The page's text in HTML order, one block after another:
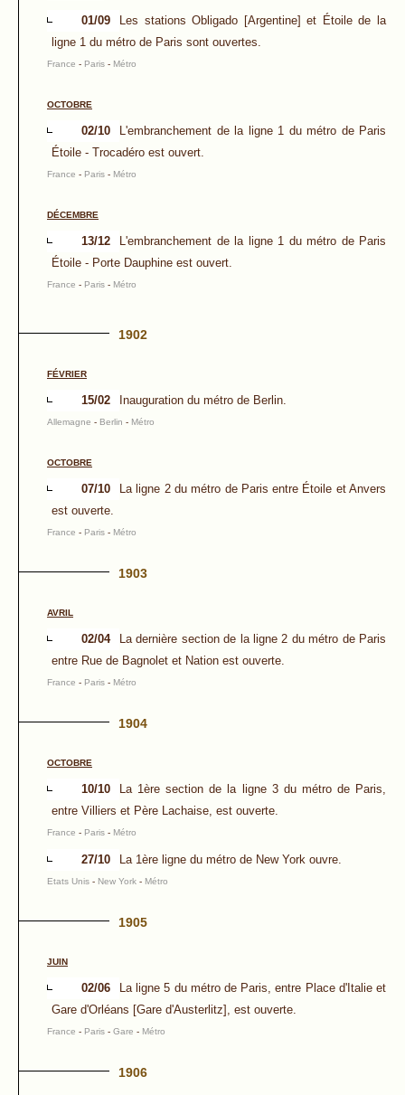
01/09
Les stations Obligado [Argentine] et Étoile de la
ligne 1 du métro de Paris sont ouvertes.
France - Paris - Métro
OCTOBRE
02/10
L'embranchement de la ligne 1 du métro de Paris
Étoile - Trocadéro est ouvert.
France - Paris - Métro
DÉCEMBRE
13/12
L'embranchement de la ligne 1 du métro de Paris
Étoile - Porte Dauphine est ouvert.
France - Paris - Métro
1902
FÉVRIER
15/02 Inauguration du métro de Berlin.
Allemagne - Berlin - Métro
OCTOBRE
07/10
La ligne 2 du métro de Paris entre Étoile et Anvers
est ouverte.
France - Paris - Métro
1903
AVRIL
02/04
La dernière section de la ligne 2 du métro de Paris
entre Rue de Bagnolet et Nation est ouverte.
France - Paris - Métro
1904
OCTOBRE
10/10
La 1ère section de la ligne 3 du métro de Paris,
entre Villiers et Père Lachaise, est ouverte.
France - Paris - Métro
27/10 La 1ère ligne du métro de New York ouvre.
Etats Unis - New York - Métro
1905
JUIN
02/06
La ligne 5 du métro de Paris, entre Place d'Italie et
Gare d'Orléans [Gare d'Austerlitz], est ouverte.
France - Paris - Gare - Métro
1906